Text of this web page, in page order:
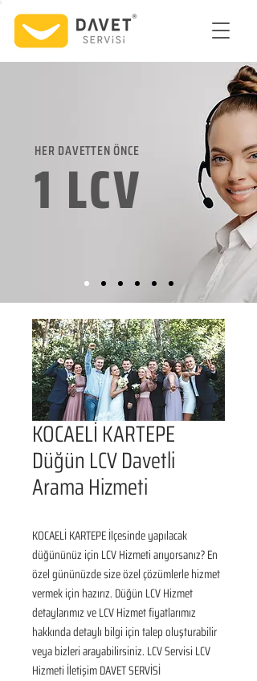
HER DAVETTEN ÖNCE
1 LCV
KOCAELİ KARTEPE
Düğün LCV Davetli
Arama Hizmeti
KOCAELİ KARTEPE İlçesinde yapılacak
düğününüz için LCV Hizmeti arıyorsanız? En
özel gününüzde size özel çözümlerle hizmet
vermek için hazırız. Düğün LCV Hizmet
detaylarımız ve LCV Hizmet fiyatlarımız
hakkında detaylı bilgi için talep oluşturabilir
veya bizleri arayabilirsiniz. LCV Servisi LCV
Hizmeti İletişim DAVET SERVİSİ